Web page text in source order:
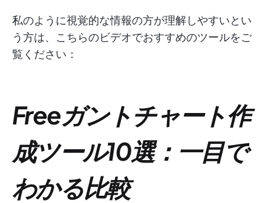
私のように視覚的な情報の方が理解しやすいとい
う方は、こちらのビデオでおすすめのツールをご
覧ください：
Freeガントチャート作
成ツール10選：一目で
わかる比較